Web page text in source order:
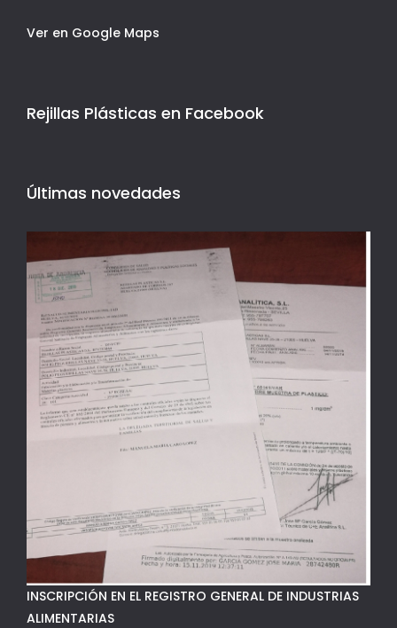
Ver en Google Maps
Rejillas Plásticas en Facebook
Últimas novedades
INSCRIPCIÓN EN EL REGISTRO GENERAL DE INDUSTRIAS
ALIMENTARIAS